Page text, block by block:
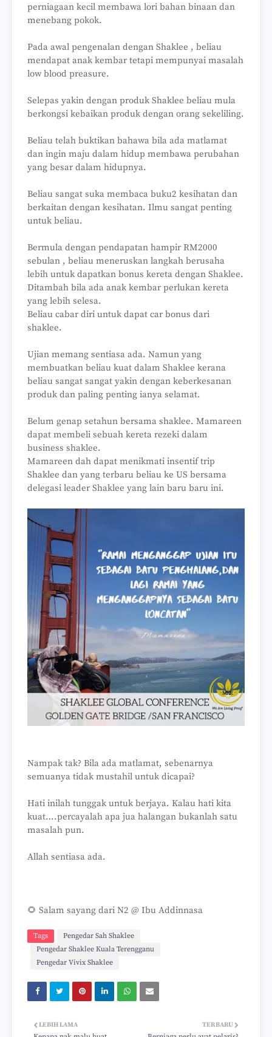
perniagaan kecil membawa lori bahan binaan dan
menebang pokok.
Pada awal pengenalan dengan Shaklee , beliau
mendapat anak kembar tetapi mempunyai masalah
low blood preasure.
Selepas yakin dengan produk Shaklee beliau mula
berkongsi kebaikan produk dengan orang sekeliling.
Beliau telah buktikan bahawa bila ada matlamat
dan ingin maju dalam hidup membawa perubahan
yang besar dalam hidupnya.
Beliau sangat suka membaca buku2 kesihatan dan
berkaitan dengan kesihatan. Ilmu sangat penting
untuk beliau.
Bermula dengan pendapatan hampir RM2000
sebulan , beliau meneruskan langkah berusaha
lebih untuk dapatkan bonus kereta dengan Shaklee.
Ditambah bila ada anak kembar perlukan kereta
yang lebih selesa.
Beliau cabar diri untuk dapat car bonus dari
shaklee.
Ujian memang sentiasa ada. Namun yang
membuatkan beliau kuat dalam Shaklee kerana
beliau sangat sangat yakin dengan keberkesanan
produk dan paling penting ianya selamat.
Belum genap setahun bersama shaklee. Mamareen
dapat membeli sebuah kereta rezeki dalam
business shaklee.
Mamareen dah dapat menikmati insentif trip
Shaklee dan yang terbaru beliau ke US bersama
delegasi leader Shaklee yang lain baru baru ini.
Nampak tak? Bila ada matlamat, sebenarnya
semuanya tidak mustahil untuk dicapai?
Hati inilah tunggak untuk berjaya. Kalau hati kita
kuat….percayalah apa jua halangan bukanlah satu
masalah pun.
Allah sentiasa ada.
🌻 Salam sayang dari N2 @ Ibu Addinnasa
Tags
Pengedar Sah Shaklee
Pengedar Shaklee Kuala Terengganu
Pengedar Vivix Shaklee
TERBARU
LEBIH LAMA